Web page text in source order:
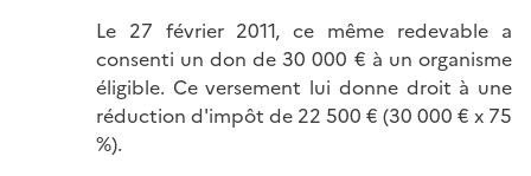
Le 27 février 2011, ce même redevable a
consenti un don de 30 000 € à un organisme
éligible. Ce versement lui donne droit à une
réduction d'impôt de 22 500 € (30 000 € x 75
%).